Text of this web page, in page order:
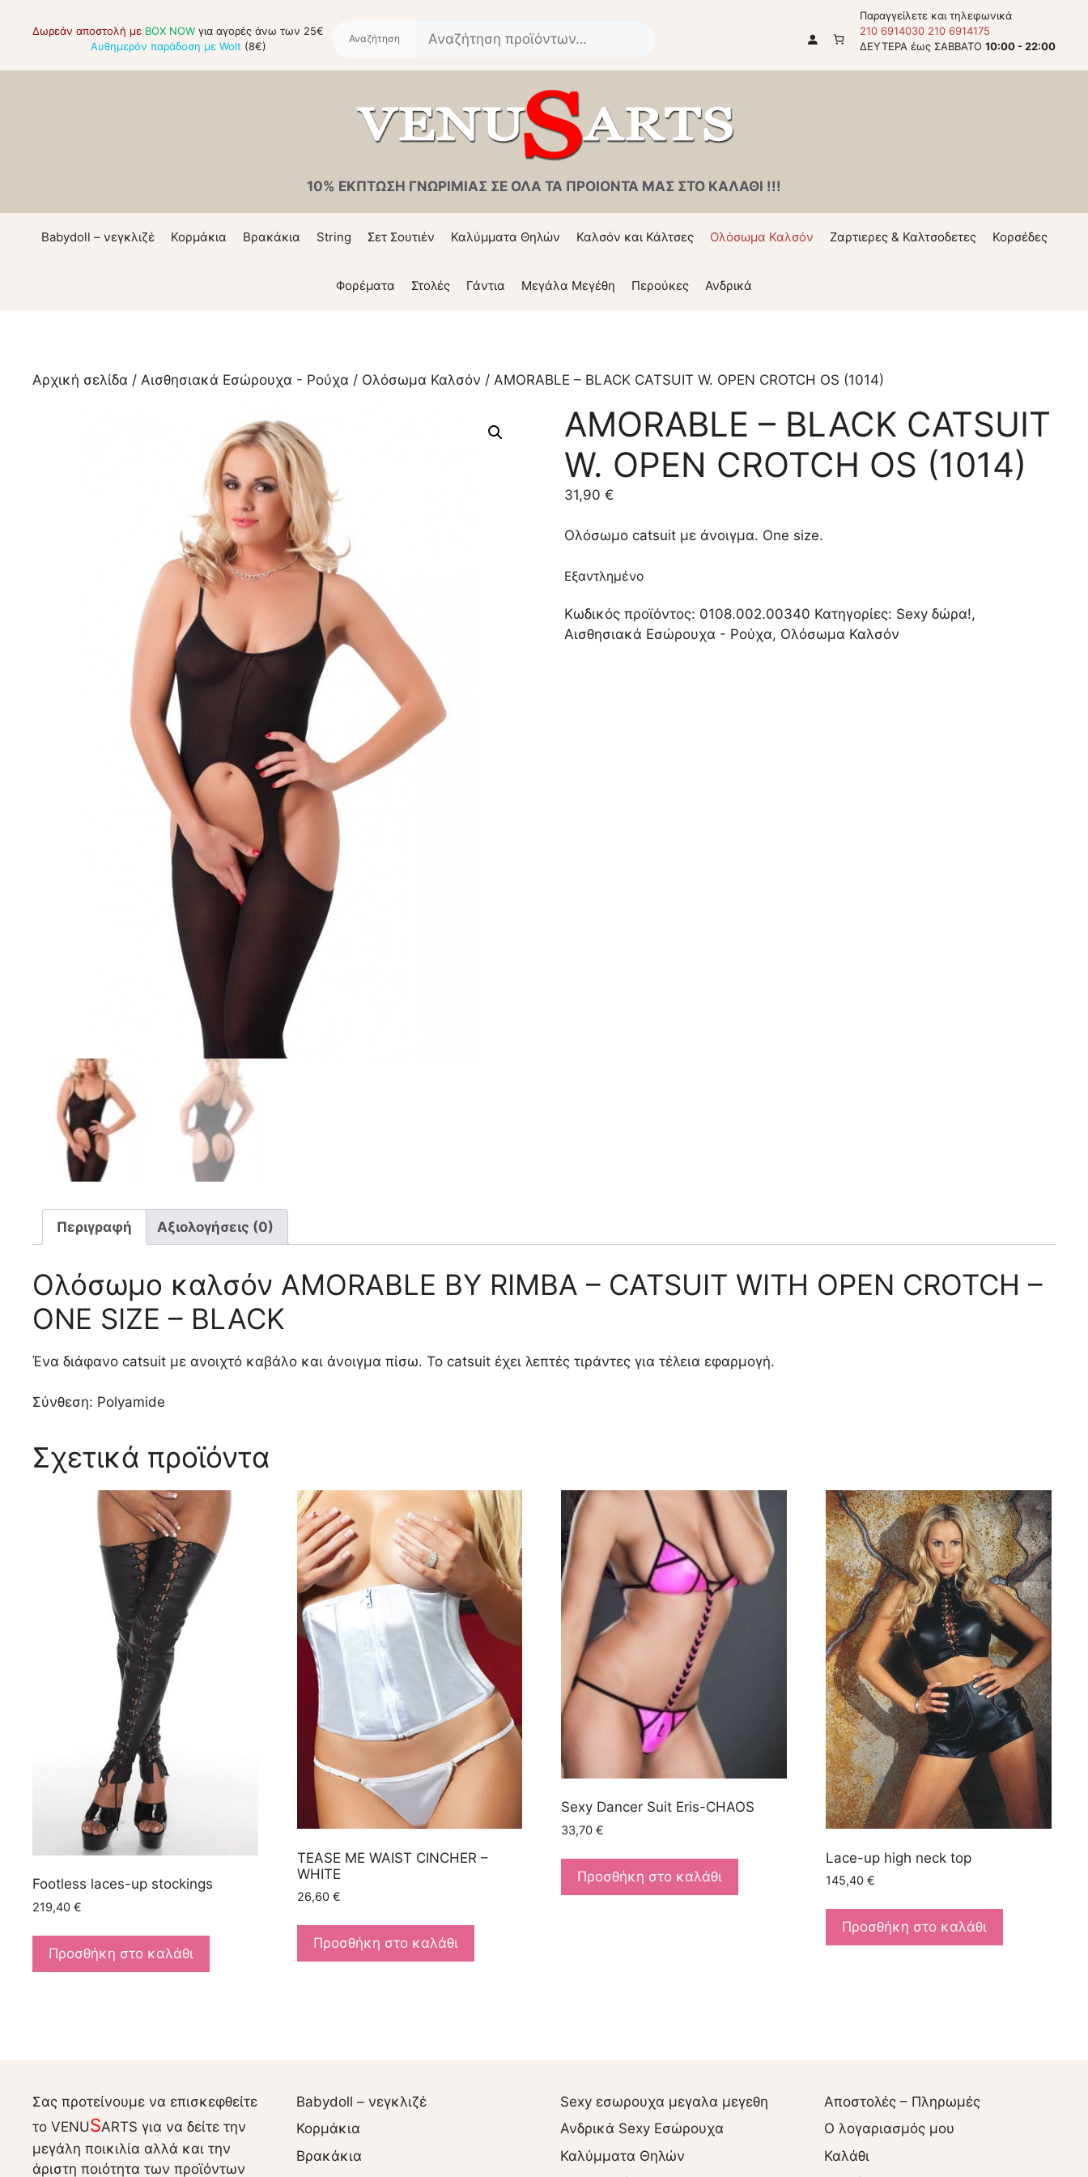
Δωρεάν αποστολή με BOX NOW για αγορές άνω των 25€
Αυθημερόν παράδοση με Wolt(8€)
Παραγγείλετε και τηλεφωνικά
210 6914030 210 6914175
ΔΕΥΤΕΡΑ έως ΣΑΒΒΑΤΟ 10:00 - 22:00
10% ΕΚΠΤΩΣΗ ΓΝΩΡΙΜΙΑΣ ΣΕ ΟΛΑ ΤΑ ΠΡΟΙΟΝΤΑ ΜΑΣ ΣΤΟ ΚΑΛΑΘΙ !!!
Babydoll – νεγκλιζέ Κορμάκια Βρακάκια String Σετ Σουτιέν Καλύμματα Θηλών Καλσόν και Κάλτσες Ολόσωμα Καλσόν Ζαρτιερες & Καλτσοδετες Κορσέδες
Φορέματα Στολές Γάντια Μεγάλα Μεγέθη Περούκες Ανδρικά
Αρχική σελίδα / Αισθησιακά Εσώρουχα - Ρούχα / Ολόσωμα Καλσόν / AMORABLE – BLACK CATSUIT W. OPEN CROTCH OS (1014)
AMORABLE – BLACK CATSUIT
W. OPEN CROTCH OS (1014)
31,90€
Ολόσωμο catsuit με άνοιγμα. One size.
Εξαντλημένο
Κωδικός προϊόντος: 0108.002.00340 Κατηγορίες: Sexy δώρα!,
Αισθησιακά Εσώρουχα - Ρούχα, Ολόσωμα Καλσόν
Περιγραφή Αξιολογήσεις (0)
Ολόσωμο καλσόν AMORABLE BY RIMBA – CATSUIT WITH OPEN CROTCH –
ONE SIZE – BLACK
Ένα διάφανο catsuit με ανοιχτό καβάλο και άνοιγμα πίσω. Το catsuit έχει λεπτές τιράντες για τέλεια εφαρμογή.
Σύνθεση: Polyamide
Σχετικά προϊόντα
Footless laces-up stockings
219,40 €
Προσθήκη στο καλάθι
TEASE ME WAIST CINCHER –
WHITE
26,60 €
Προσθήκη στο καλάθι
Sexy Dancer Suit Eris-CHAOS
33,70€
Προσθήκη στο καλάθι
Lace-up high neck top
145,40€
Προσθήκη στο καλάθι
Σας προτείνουμε να επισκεφθείτε
το VENUSARTS για να δείτε την
μεγάλη ποικιλία αλλά και την
άριστη ποιότητα των προϊόντων
Babydoll – νεγκλιζέ
Κορμάκια
Βρακάκια
Sexy εσωρουχα μεγαλα μεγεθη
Ανδρικά Sexy Εσώρουχα
Καλύμματα Θηλών
Αποστολές – Πληρωμές
O λογαριασμός μου
Καλάθι